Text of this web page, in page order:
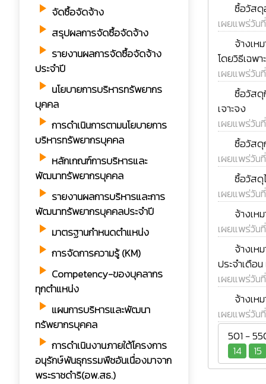
play_arrow จัดซื้อจัดจ้าง
play_arrow สรุปผลการจัดซื้อจัดจ้าง
play_arrow รายงานผลการจัดซื้อจัดจ้าง
ประจำปี
play_arrow นโยบายการบริหารทรัพยากร
บุคคล
play_arrow การดำเนินการตามนโยบายการ
บริหารทรัพยากรบุคคล
play_arrow หลักเกณฑ์การบริหารและ
พัฒนาทรัพยากรบุคคล
play_arrow รายงานผลการบริหารและการ
พัฒนาทรัพยากรบุคคลประจำปี
play_arrow มาตรฐานกำหนดตำแหน่ง
play_arrow การจัดการความรู้ (KM)
play_arrow Competency-ของบุคลากร
ทุกตำแหน่ง
play_arrow แผนการบริหารและพัฒนา
ทรัพยากรบุคคล
play_arrow การดำเนินงานภายใต้โครงการ
อนุรักษ์พันธุกรรมพืชอันเนื่องมาจาก
พระราชดำริ(อพ.สธ.)
ซื้อวัสดุ
เผยแพร่วัน
จ้างเห
โดยวิธีเฉพา
เผยแพร่วัน
ซื้อวัสดุ
เจาะจง
เผยแพร่วัน
ซื้อวัสดุ
เผยแพร่วัน
ซื้อวัสดุ
เผยแพร่วัน
จ้างเห
เผยแพร่วัน
จ้างเห
ประจำเดือ
เผยแพร่วัน
จ้างเห
เผยแพร่วัน
501 -
14
15